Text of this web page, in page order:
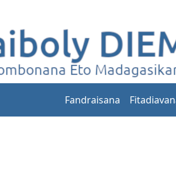
Fandraisana